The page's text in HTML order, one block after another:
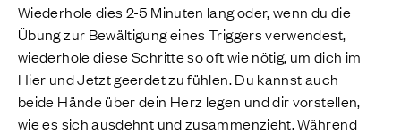
Wiederhole dies 2-5 Minuten lang oder, wenn du die
Übung zur Bewältigung eines Triggers verwendest,
wiederhole diese Schritte so oft wie nötig, um dich im
Hier und Jetzt geerdet zu fühlen. Du kannst auch
beide Hände über dein Herz legen und dir vorstellen,
wie es sich ausdehnt und zusammenzieht. Während